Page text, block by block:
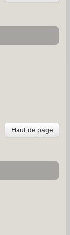
Haut de page